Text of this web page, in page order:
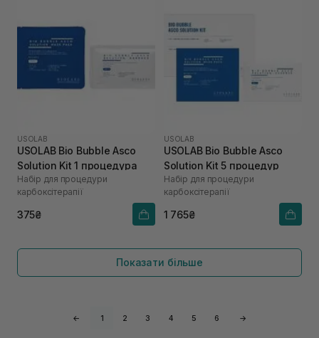
USOLAB
USOLAB Bio Bubble Asco
Solution Kit 1 процедура
Набір для процедури
карбоксітерапії
375₴
USOLAB
USOLAB Bio Bubble Asco
Solution Kit 5 процедур
Набір для процедури
карбоксітерапії
1 765₴
Показати більше
← 1 2 3 4 5 6 →